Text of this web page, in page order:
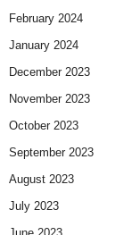
February 2024
January 2024
December 2023
November 2023
October 2023
September 2023
August 2023
July 2023